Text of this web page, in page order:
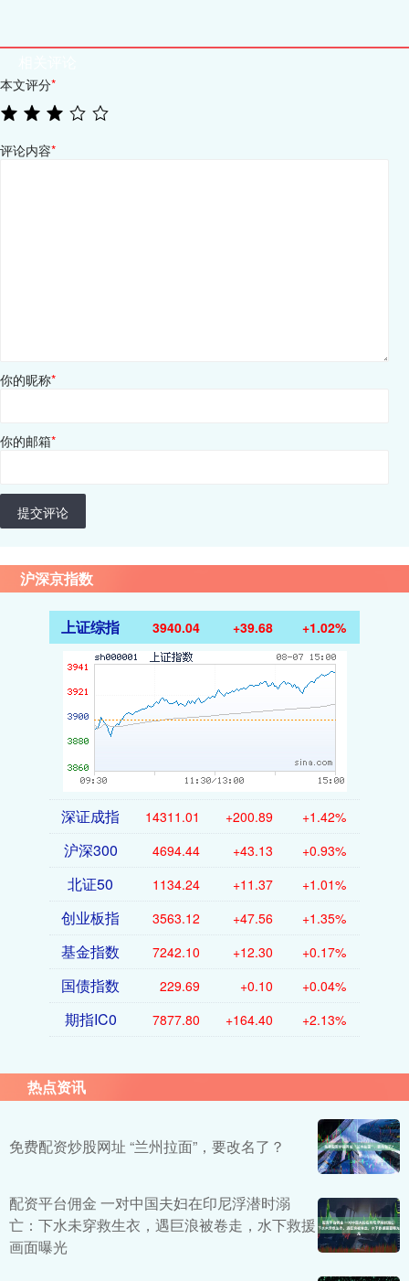
本文评分*
评论内容*
你的昵称*
你的邮箱*
提交评论
沪深京指数
上证综指 3940.04 +39.68 +1.02%
深证成指 14311.01 +200.89 +1.42%
沪深300 4694.44 +43.13 +0.93%
北证50 1134.24 +11.37 +1.01%
创业板指 3563.12 +47.56 +1.35%
基金指数 7242.10 +12.30 +0.17%
国债指数 229.69 +0.10 +0.04%
期指IC0 7877.80 +164.40 +2.13%
热点资讯
免费配资炒股网址 “兰州拉面”，要改名了？
配资平台佣金 一对中国夫妇在印尼浮潜时溺
亡：下水未穿救生衣，遇巨浪被卷走，水下救援
画面曝光